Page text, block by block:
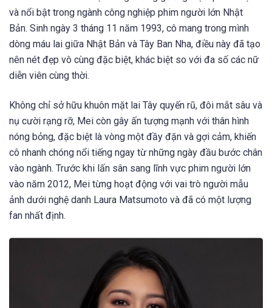
và nổi bật trong ngành công nghiệp phim người lớn Nhật
Bản. Sinh ngày 3 tháng 11 năm 1993, cô mang trong mình
dòng máu lai giữa Nhật Bản và Tây Ban Nha, điều này đã tạo
nên nét đẹp vô cùng đặc biệt, khác biệt so với đa số các nữ
diễn viên cùng thời.
Không chỉ sở hữu khuôn mặt lai Tây quyến rũ, đôi mắt sâu và
nụ cười rạng rỡ, Mei còn gây ấn tượng mạnh với thân hình
nóng bỏng, đặc biệt là vòng một đầy đặn và gợi cảm, khiến
cô nhanh chóng nổi tiếng ngay từ những ngày đầu bước chân
vào ngành. Trước khi lấn sân sang lĩnh vực phim người lớn
vào năm 2012, Mei từng hoạt động với vai trò người mẫu
ảnh dưới nghệ danh Laura Matsumoto và đã có một lượng
fan nhất định.